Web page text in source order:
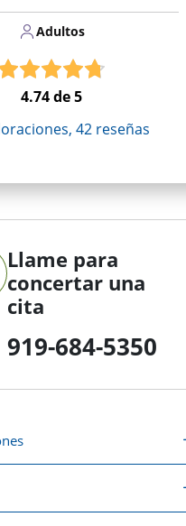
Adultos
4.74de 5
42reseñas
Llame para
concertar una
cita
919-684-5350